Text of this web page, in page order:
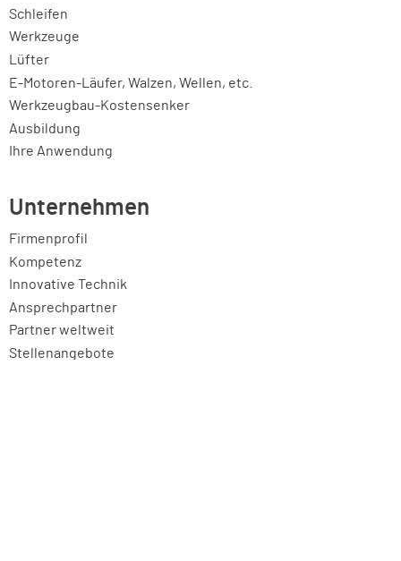
Schleifen
Werkzeuge
Lüfter
E-Motoren-Läufer, Walzen, Wellen, etc.
Werkzeugbau-Kostensenker
Ausbildung
Ihre Anwendung
Unternehmen
Firmenprofil
Kompetenz
Innovative Technik
Ansprechpartner
Partner weltweit
Stellenangebote